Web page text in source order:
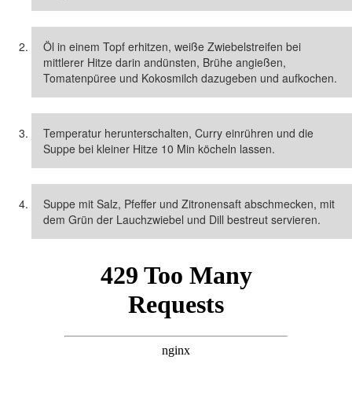
Öl in einem Topf erhitzen, weiße Zwiebelstreifen bei
mittlerer Hitze darin andünsten, Brühe angießen,
Tomatenpüree und Kokosmilch dazugeben und aufkochen.
Temperatur herunterschalten, Curry einrühren und die
Suppe bei kleiner Hitze 10 Min köcheln lassen.
Suppe mit Salz, Pfeffer und Zitronensaft abschmecken, mit
dem Grün der Lauchzwiebel und Dill bestreut servieren.